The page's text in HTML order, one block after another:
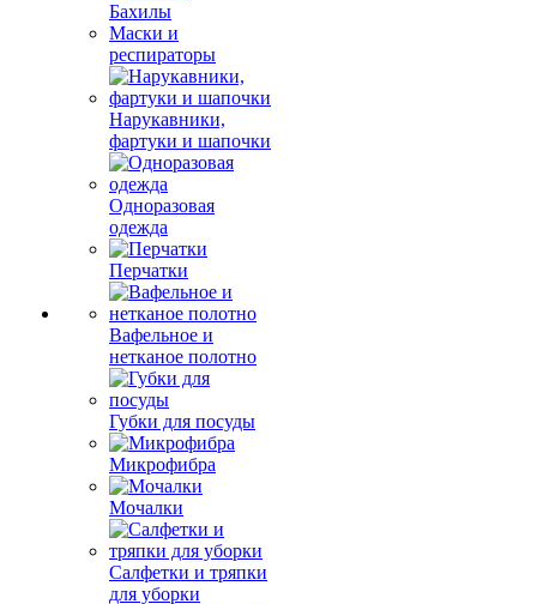
Бахилы
Маски и
респираторы
Нарукавники,
фартуки и шапочки
Одноразовая
одежда
Перчатки
Вафельное и
нетканое полотно
Губки для посуды
Микрофибра
Мочалки
Салфетки и тряпки
для уборки